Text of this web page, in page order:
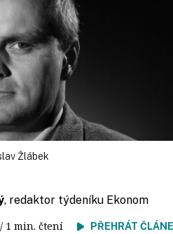
Žlábek
, redaktor týdeníku Ekonom
/ 1 min. čtení PŘEHRÁT